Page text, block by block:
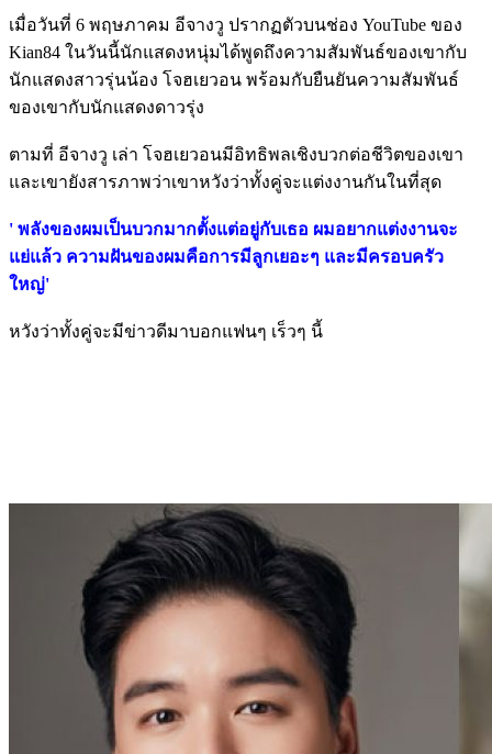
เมื่อวันที่ 6 พฤษภาคม อีจางวู ปรากฏตัวบนช่อง YouTube ของ
Kian84 ในวันนี้นักแสดงหนุ่มได้พูดถึงความสัมพันธ์ของเขากับ
นักแสดงสาวรุ่นน้อง โจฮเยวอน พร้อมกับยืนยันความสัมพันธ์
ของเขากับนักแสดงดาวรุ่ง
ตามที่ อีจางวู เล่า โจฮเยวอนมีอิทธิพลเชิงบวกต่อชีวิตของเขา
และเขายังสารภาพว่าเขาหวังว่าทั้งคู่จะแต่งงานกันในที่สุด
' พลังของผมเป็นบวกมากตั้งแต่อยู่กับเธอ ผมอยากแต่งงานจะ
แย่แล้ว ความฝันของผมคือการมีลูกเยอะๆ และมีครอบครัว
ใหญ่'
หวังว่าทั้งคู่จะมีข่าวดีมาบอกแฟนๆ เร็วๆ นี้